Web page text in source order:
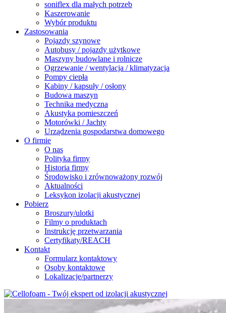
soniflex dla małych potrzeb
Kaszerowanie
Wybór produktu
Zastosowania
Pojazdy szynowe
Autobusy / pojazdy użytkowe
Maszyny budowlane i rolnicze
Ogrzewanie / wentylacja / klimatyzacja
Pompy ciepła
Kabiny / kapsuły / osłony
Budowa maszyn
Technika medyczna
Akustyka pomieszczeń
Motorówki / Jachty
Urządzenia gospodarstwa domowego
O firmie
O nas
Polityka firmy
Historia firmy
Środowisko i zrównoważony rozwój
Aktualności
Leksykon izolacji akustycznej
Pobierz
Broszury/ulotki
Filmy o produktach
Instrukcję przetwarzania
Certyfikaty/REACH
Kontakt
Formularz kontaktowy
Osoby kontaktowe
Lokalizacje/partnerzy